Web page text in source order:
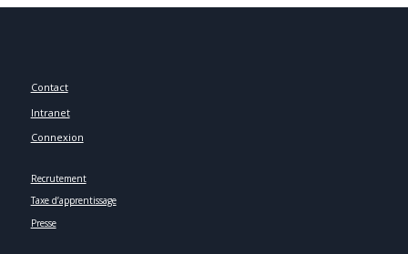
Contact
Intranet
Connexion
Recrutement
Taxe d’apprentissage
Presse